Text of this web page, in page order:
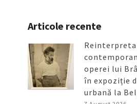
Articole recente
operei lui
în expoziție
urbană la